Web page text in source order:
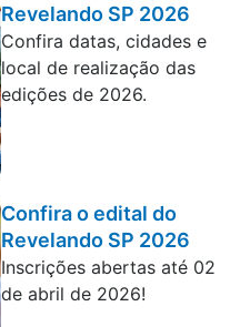
Revelando SP 2026
Confira datas, cidades e
local de realização das
edições de 2026.
Confira o edital do
Revelando SP 2026
Inscrições abertas até 02
de abril de 2026!